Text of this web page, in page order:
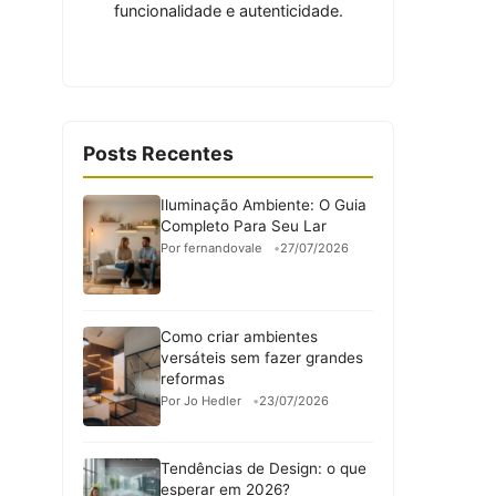
funcionalidade e autenticidade.
Posts Recentes
Iluminação Ambiente: O Guia
Completo Para Seu Lar
Por fernandovale 27/07/2026
Como criar ambientes
versáteis sem fazer grandes
reformas
Por Jo Hedler 23/07/2026
Tendências de Design: o que
esperar em 2026?